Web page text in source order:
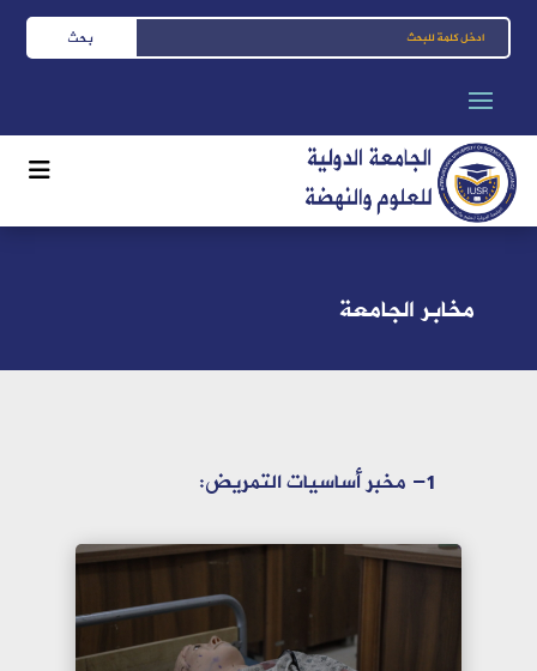
مخابر الجامعة
1- مخبر أساسيات التمريض: